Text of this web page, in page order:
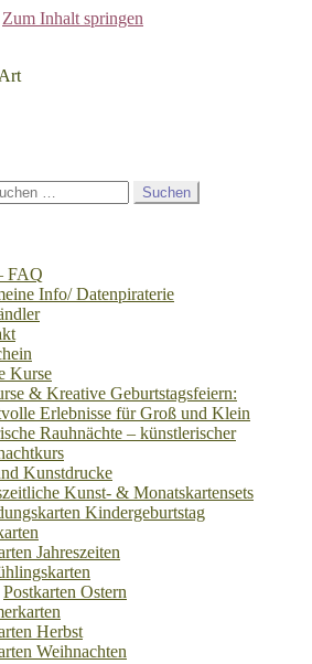
Zum Inhalt springen
Suchen
FAQ
Info/ Datenpiraterie
Kurse
& Kreative Geburtstagsfeiern:
Erlebnisse für Groß und Klein
Rauhnächte – künstlerischer
Kunstdrucke
Kunst- & Monatskartensets
Kindergeburtstag
Jahreszeiten
Postkarten Ostern
Herbst
Weihnachten